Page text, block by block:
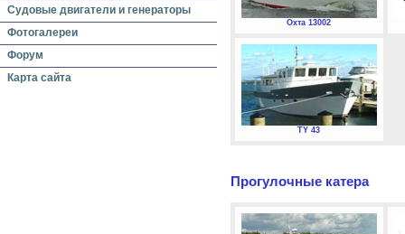
Судовые двигатели и генераторы
Фотогалереи
Форум
Карта сайта
Охта 13002
TY 43
Прогулочные катера